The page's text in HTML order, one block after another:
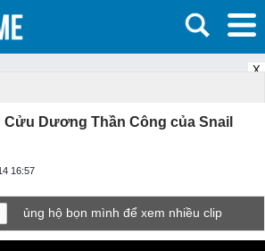
X
Cửu Dương Thần Công của Snail
16:57
ủng hộ bọn mình để xem nhiều clip